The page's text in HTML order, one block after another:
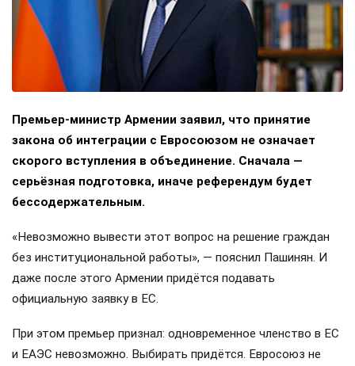
Премьер-министр Армении заявил, что принятие
закона об интеграции с Евросоюзом не означает
скорого вступления в объединение. Сначала —
серьёзная подготовка, иначе референдум будет
бессодержательным.
«Невозможно вывести этот вопрос на решение граждан
без институциональной работы», — пояснил Пашинян. И
даже после этого Армении придётся подавать
официальную заявку в ЕС.
При этом премьер признал: одновременное членство в ЕС
и ЕАЭС невозможно. Выбирать придётся. Евросоюз не